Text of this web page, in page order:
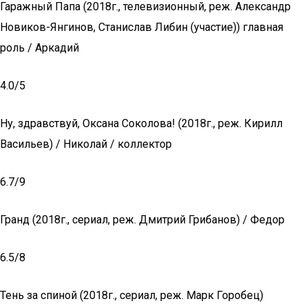
Гаражный Папа (2018г., телевизионный, реж. Александр
Новиков-Янгинов, Станислав Либин (участие)) главная
роль / Аркадий
4.0/5
Ну, здравствуй, Оксана Соколова! (2018г., реж. Кирилл
Васильев) / Николай / коллектор
6.7/9
Гранд (2018г., сериал, реж. Дмитрий Грибанов) / Федор
6.5/8
Тень за спиной (2018г., сериал, реж. Марк Горобец)